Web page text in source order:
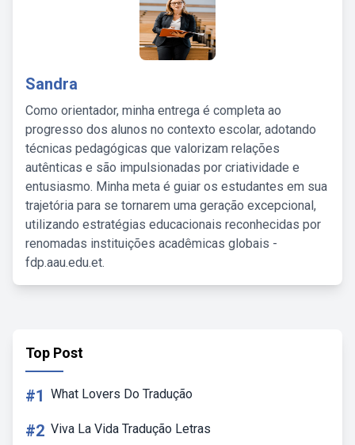
Sandra
Como orientador, minha entrega é completa ao
progresso dos alunos no contexto escolar, adotando
técnicas pedagógicas que valorizam relações
autênticas e são impulsionadas por criatividade e
entusiasmo. Minha meta é guiar os estudantes em sua
trajetória para se tornarem uma geração excepcional,
utilizando estratégias educacionais reconhecidas por
renomadas instituições acadêmicas globais -
fdp.aau.edu.et.
Top Post
#1 What Lovers Do Tradução
#2 Viva La Vida Tradução Letras